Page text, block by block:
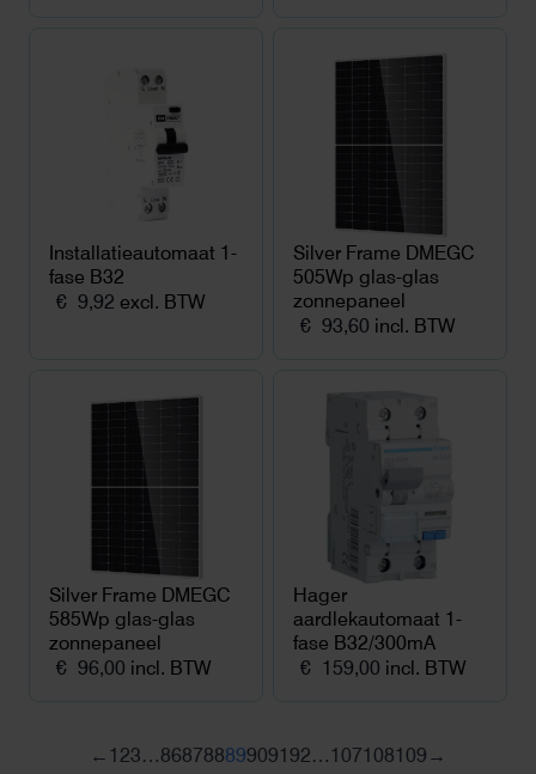
Installatieautomaat 1-
fase B32
€ 9,92 excl. BTW
Silver Frame DMEGC
505Wp glas-glas
zonnepaneel
€ 93,60 incl. BTW
Silver Frame DMEGC
585Wp glas-glas
zonnepaneel
€ 96,00 incl. BTW
Hager
aardlekautomaat 1-
fase B32/300mA
€ 159,00 incl. BTW
← 1 23…86878889909192…107108109 →